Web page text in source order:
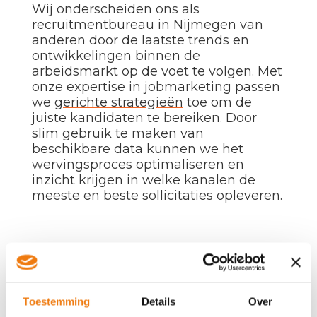
Toestemming Details Over
Wij onderscheiden ons als
recruitmentbureau in Nijmegen van
anderen door de laatste trends en
ontwikkelingen binnen de
arbeidsmarkt op de voet te volgen. Met
onze expertise in jobmarketing passen
we gerichte strategieën toe om de
juiste kandidaten te bereiken. Door
slim gebruik te maken van
beschikbare data kunnen we het
wervingsproces optimaliseren en
inzicht krijgen in welke kanalen de
meeste en beste sollicitaties opleveren.
ZOWEL LOKAAL ALS
LANDELIJKE